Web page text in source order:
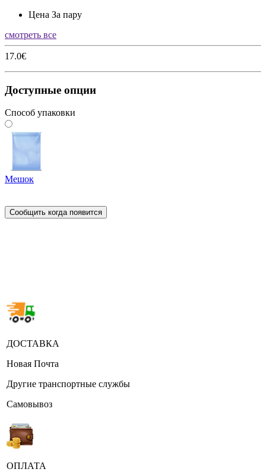
Цена За пару
смотреть все
17.0€
Доступные опции
Способ упаковки
Мешок
Сообщить когда появится
ДОСТАВКА
Новая Почта
Другие транспортные службы
Самовывоз
ОПЛАТА